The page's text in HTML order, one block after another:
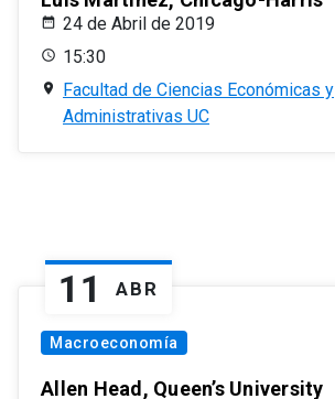
24 de Abril de 2019
15:30
Facultad de Ciencias Económicas y
Administrativas UC
11 ABR
Macroeconomía
Allen Head, Queen’s University